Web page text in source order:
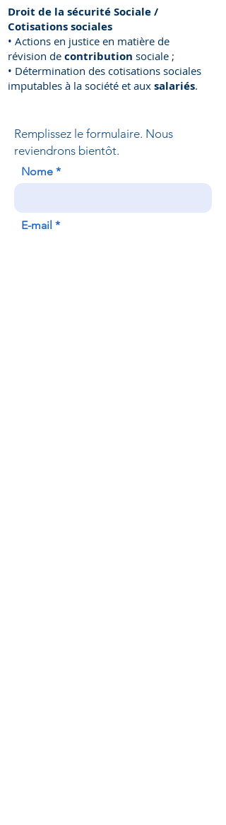
Droit de la sécurité Sociale /
Cotisations sociales
• Actions en justice en matière de
révision de contribution sociale ;
• Détermination des cotisations sociales
imputables à la société et aux salariés.
Remplissez le formulaire. Nous
reviendrons bientôt.
Nome
E-mail